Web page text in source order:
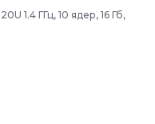
1.4 ГГц, 10 ядер, 16 Гб,